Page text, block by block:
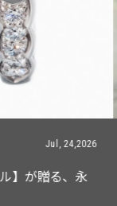
FASHION PR
【ICB】人気イ
なる「名品ブラ